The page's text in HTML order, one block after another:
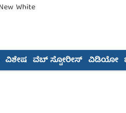
ವಿಶೇಷ ವೆಬ್ ಸ್ಟೋರೀಸ್ ವಿಡಿಯೋ